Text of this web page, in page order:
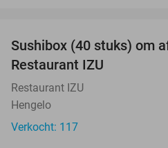
Sushibox (40 stuks) om
Restaurant IZU
Restaurant IZU
Hengelo
Verkocht: 117